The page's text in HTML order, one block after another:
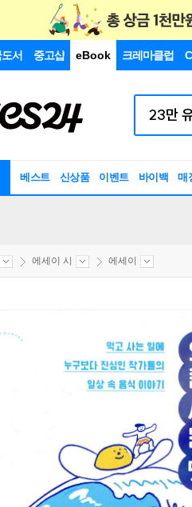
서 중고샵 eBook 크레마클럽
베스트 신상품 이벤트 바이백 매
에세이 시 에세이